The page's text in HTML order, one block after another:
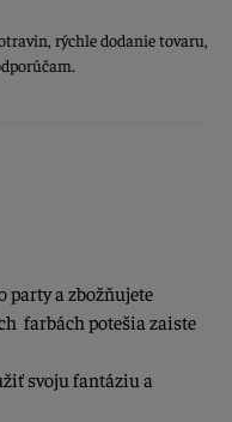
rýchle dodanie tovaru,
party a zbožňujete
farbách potešia zaiste
svoju fantáziu a